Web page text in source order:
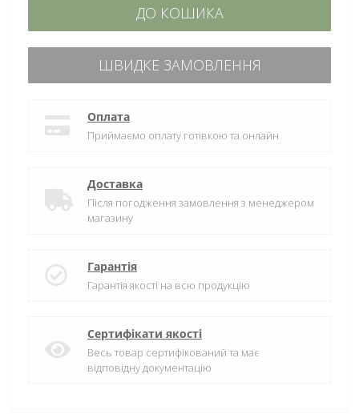
ДО КОШИКА
ШВИДКЕ ЗАМОВЛЕННЯ
Оплата
Приймаємо оплату готівкою та онлайн
Доставка
Після погодження замовлення з менеджером
магазину
Гарантія
Гарантія якості на всю продукцію
Сертифікати якості
Весь товар сертифікований та має
відповідну документацію